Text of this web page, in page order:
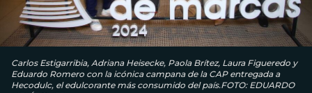
Carlos Estigarribia, Adriana Heisecke, Paola Brítez, Laura Figueredo y
Eduardo Romero con la icónica campana de la CAP entregada a
Hecodulc, el edulcorante más consumido del país.FOTO: EDUARDO